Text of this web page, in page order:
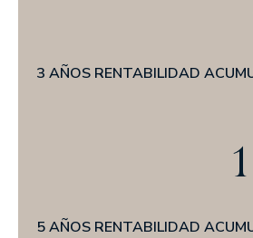
PRENSA
3 AÑOS RENTABILIDAD
5 AÑOS RENTABILIDAD